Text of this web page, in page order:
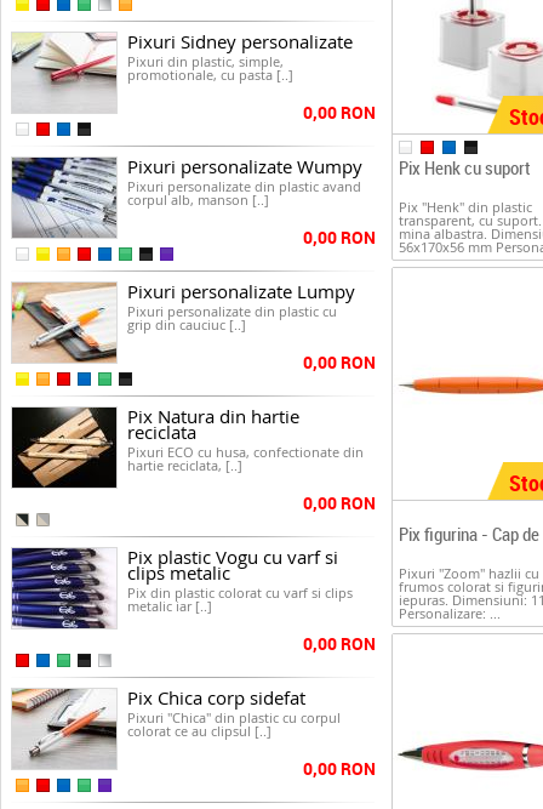
Pixuri Sidney personalizate
Pixuri din plastic, simple,
promotionale, cu pasta [..]
0,00 RON
Pixuri personalizate Wumpy
Pixuri personalizate din plastic avand
corpul alb, manson [..]
0,00 RON
Pixuri personalizate Lumpy
Pixuri personalizate din plastic cu
grip din cauciuc [..]
0,00 RON
Pix Natura din hartie
reciclata
Pixuri ECO cu husa, confectionate din
hartie reciclata, [..]
0,00 RON
Pix plastic Vogu cu varf si
clips metalic
Pix din plastic colorat cu varf si clips
metalic iar [..]
0,00 RON
Pix Chica corp sidefat
Pixuri "Chica" din plastic cu corpul
colorat ce au clipsul [..]
0,00 RON
Pix Henk cu suport
Pix "Henk" din plastic
transparent, cu
mina albastra.
56x170x56 mm
Pix figurina - Cap
Pixuri "Zoom" hazlii cu
frumos colorat si
iepuras. Dimensiuni:
Personalizare: ...